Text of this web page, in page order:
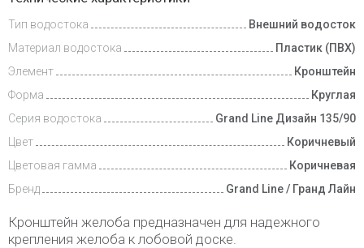
Тип водостока
Внешний водосток
Материал водостока
Пластик (ПВХ)
Элемент
Кронштейн
Форма
Круглая
Серия водостока
Grand Line Дизайн 135/90
Цвет
Коричневый
Цветовая гамма
Коричневая
Бренд
Grand Line / Гранд Лайн
Кронштейн желоба предназначен для надежного
крепления желоба к лобовой доске.